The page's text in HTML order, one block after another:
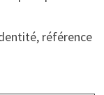
référence